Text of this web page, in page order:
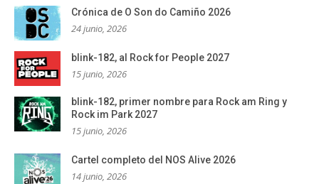
Crónica de O Son do Camiño 2026
24 junio, 2026
blink-182, al Rock for People 2027
15 junio, 2026
blink-182, primer nombre para Rock am Ring y
Rock im Park 2027
15 junio, 2026
Cartel completo del NOS Alive 2026
14 junio, 2026